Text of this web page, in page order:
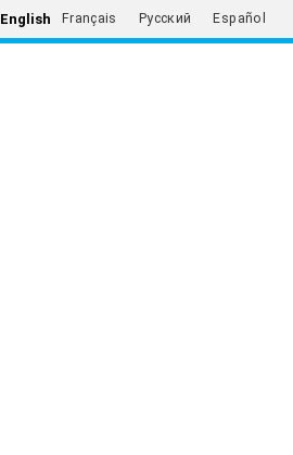
English Français Русский Español